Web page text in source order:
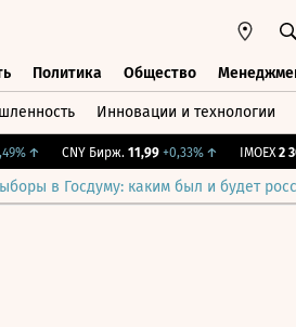
Политика Общество
Инновации и технологии
↑ CNY Бирж. 11,99 +0,33%↑ IMOEX 2
в Госдуму: каким был и будет